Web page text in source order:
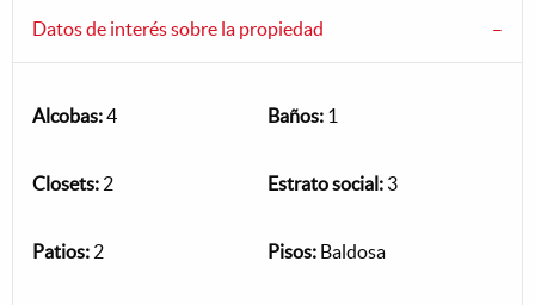
Datos de interés sobre la propiedad
Alcobas:4 Baños: 1
Closets: 2 Estrato social: 3
Patios: 2 Pisos: Baldosa